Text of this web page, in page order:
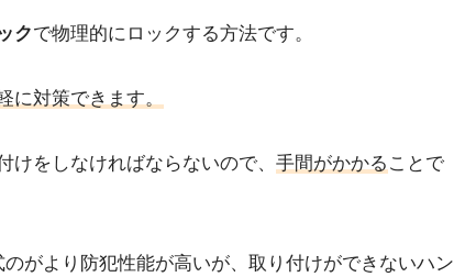
クで物理的にロックする方法です。
に対策できます。
をしなければならないので、 手間がかかる ことで
がより防犯性能が高いが、取り付けができないハン